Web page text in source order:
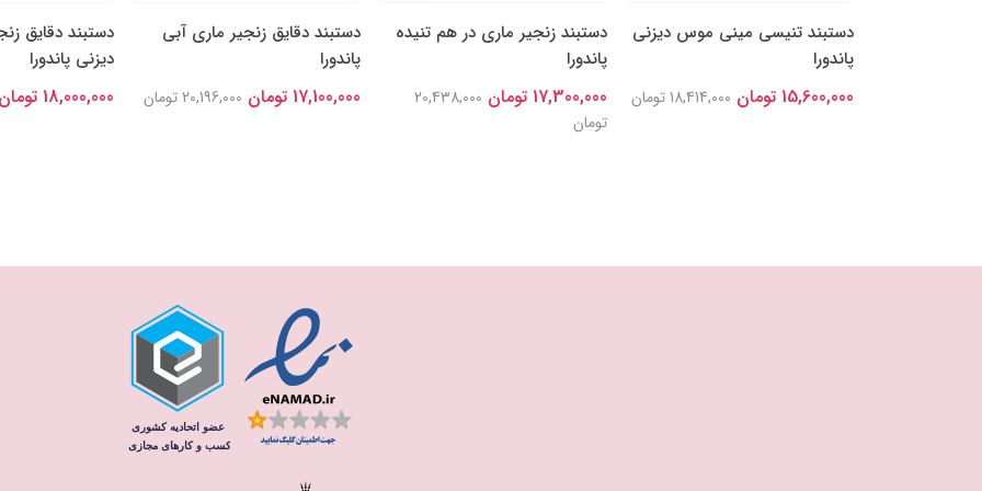
دستبند تنیسی مینی موس دیزنی
پاندورا
15,600,000 تومان 18,414,000 تومان
دستبند زنجیر ماری در هم تنیده
پاندورا
17,300,000 تومان
20,438,000
تومان
دستبند دقایق زنجیر ماری آبی
پاندورا
17,100,000 تومان 20,196,000 تومان
دستبند دقایق
دیزنی پاندورا
18,000,000 تومان